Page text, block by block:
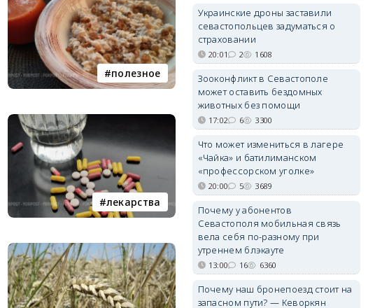
полезное
лекарства
Украинские дроны заставили
севастопольцев задуматься о
страховании
20:01 2 1608
Зооконфликт в Севастополе
может оставить бездомных
животных без помощи
17:02 6 3300
Что может измениться в лагере
«Чайка» и батилиманском
«профессорском уголке»
20:00 5 3689
Почему у абонентов
Севастополя мобильная связь
вела себя по-разному при
утреннем блэкауте
13:00 16 6360
Почему наш бронепоезд стоит на
запасном пути? — Кеворкян